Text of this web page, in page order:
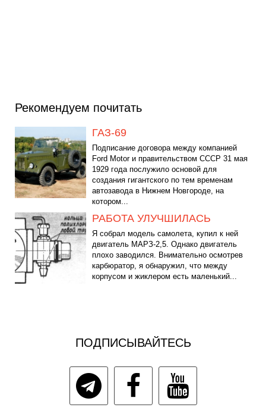
Рекомендуем почитать
ГАЗ-69
Подписание договора между компанией
Ford Motor и правительством СССР 31 мая
1929 года послужило основой для
создания гигантского по тем временам
автозавода в Нижнем Новгороде, на
котором...
РАБОТА УЛУЧШИЛАСЬ
Я собрал модель самолета, купил к ней
двигатель МАРЗ-2,5. Однако двигатель
плохо заводился. Внимательно осмотрев
карбюратор, я обнаружил, что между
корпусом и жиклером есть маленький...
ПОДПИСЫВАЙТЕСЬ